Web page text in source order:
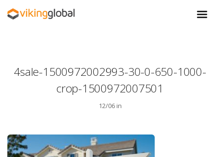
4sale-1500972002993-30-0-650-1000-
crop-1500972007501
12/06 in